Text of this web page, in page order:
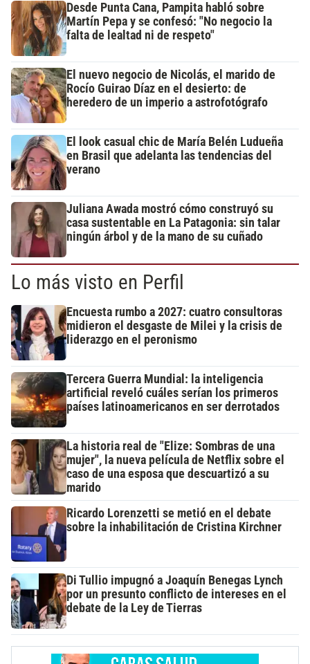
Desde Punta Cana, Pampita habló sobre
Martín Pepa y se confesó: "No negocio la
falta de lealtad ni de respeto"
El nuevo negocio de Nicolás, el marido de
Rocío Guirao Díaz en el desierto: de
heredero de un imperio a astrofotógrafo
El look casual chic de María Belén Ludueña
en Brasil que adelanta las tendencias del
verano
Juliana Awada mostró cómo construyó su
casa sustentable en La Patagonia: sin talar
ningún árbol y de la mano de su cuñado
Lo más visto en Perfil
Encuesta rumbo a 2027: cuatro consultoras
midieron el desgaste de Milei y la crisis de
liderazgo en el peronismo
Tercera Guerra Mundial: la inteligencia
artificial reveló cuáles serían los primeros
países latinoamericanos en ser derrotados
La historia real de "Elize: Sombras de una
mujer", la nueva película de Netflix sobre el
caso de una esposa que descuartizó a su
marido
Ricardo Lorenzetti se metió en el debate
sobre la inhabilitación de Cristina Kirchner
Di Tullio impugnó a Joaquín Benegas Lynch
por un presunto conflicto de intereses en el
debate de la Ley de Tierras